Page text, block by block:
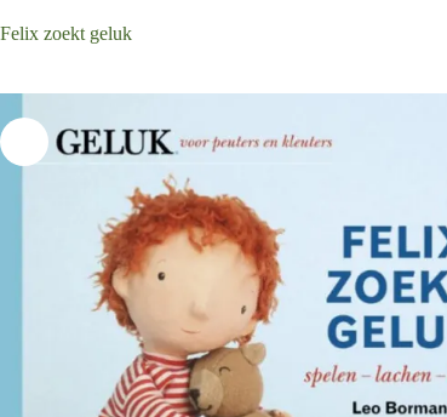
Felix zoekt geluk